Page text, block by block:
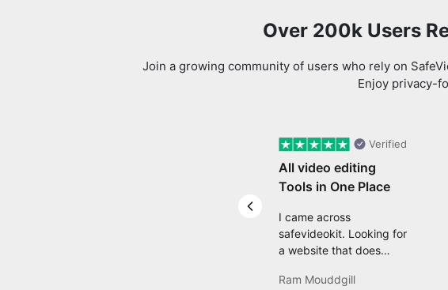
Over 200k Users
Join a growing community of users who rely on
Enjoy privacy-
Previous slide
Verified
All video editing
Tools in One Place
I came across
safevideokit. Looking for
a website that does
my safevideokit, and
Ram Mouddgill